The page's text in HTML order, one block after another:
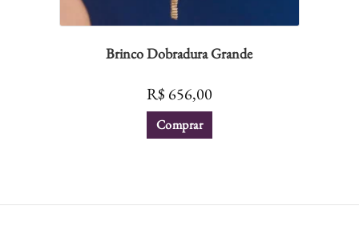
Brinco Dobradura Grande
R$ 656,00
Comprar